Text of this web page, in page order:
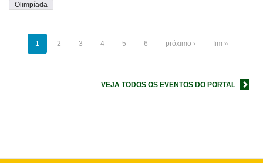
Olimpíada
1 2 3 4 5 6 próximo › fim »
VEJA TODOS OS EVENTOS DO PORTAL